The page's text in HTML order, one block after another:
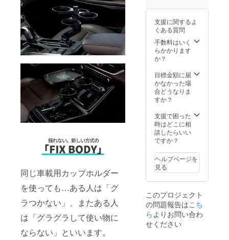
同じ車載用カップホルダー
を使っても…ある人は「グ
ラつかない」、またある人
は「グラグラして使い物に
ならない」といいます。
所の誤
長期不
在、受
け取り
拒否な
ど、お
合によ
る再配
送の際
の配送
客様に
ご負担
いただ
きま
支援に関するよ
くある質問
手数料はいく
らかかります
か？
目標金額に届
かなかった場
合どうなりま
すか？
支援で困った
時はどこに相
談したらいい
ですか？
ヘルプページを
見る
このプロジェクト
の問題報告はこち
ら よりお問い合わ
せください